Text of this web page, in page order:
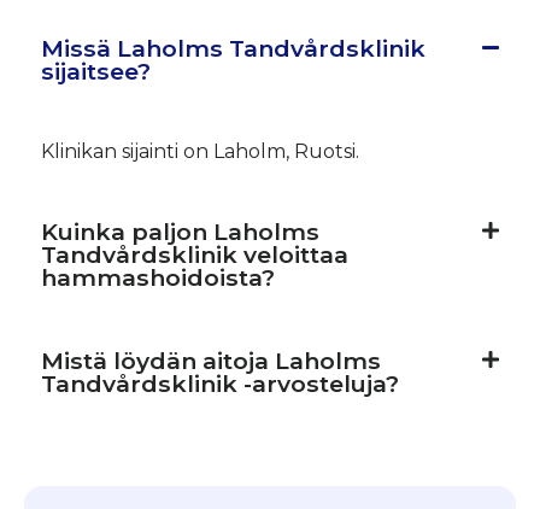
Missä Laholms Tandvårdsklinik
sijaitsee?
Klinikan sijainti on Laholm, Ruotsi.
Kuinka paljon Laholms
Tandvårdsklinik veloittaa
hammashoidoista?
Mistä löydän aitoja Laholms
Tandvårdsklinik -arvosteluja?